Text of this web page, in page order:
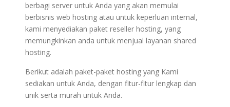
berbagi server untuk Anda yang akan memulai
berbisnis web hosting atau untuk keperluan internal,
kami menyediakan paket reseller hosting, yang
memungkinkan anda untuk menjual layanan shared
hosting.
Berikut adalah paket-paket hosting yang Kami
sediakan untuk Anda, dengan fitur-fitur lengkap dan
unik serta murah untuk Anda.